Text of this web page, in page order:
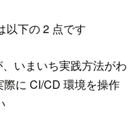
以下の 2 点です
いまいち実践方法がわ
に CI/CD 環境を操作